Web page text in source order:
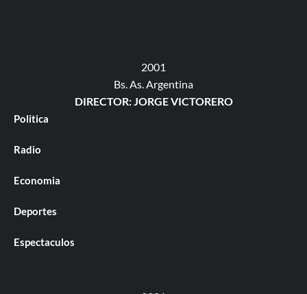
2001
Bs. As. Argentina
DIRECTOR: JORGE VICTORERO
Politica
Radio
Economia
Deportes
Espectaculos